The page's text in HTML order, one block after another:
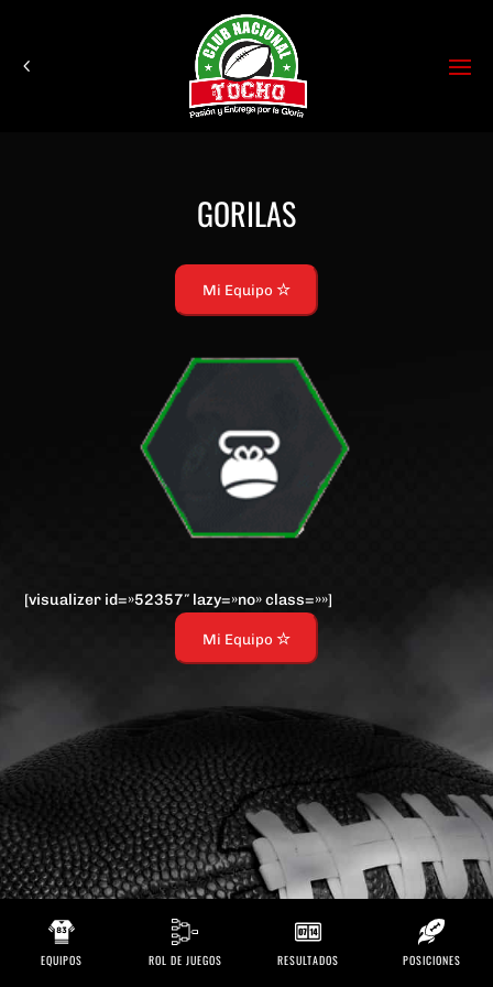
GORILAS
Mi Equipo
[visualizer id=»52357″ lazy=»no» class=»»]
Mi Equipo
EQUIPOS ROL DE JUEGOS RESULTADOS POSICIONES